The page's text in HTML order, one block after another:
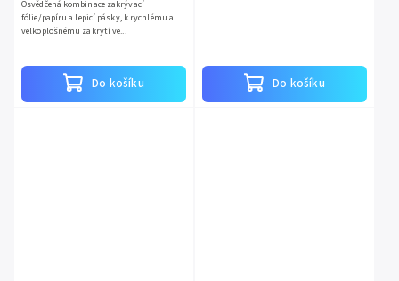
Do košíku
Osvědčená kombinace zakrývací
fólie/papíru a lepicí pásky, k rychlému a
velkoplošnému zakrytí ve...
Do košíku